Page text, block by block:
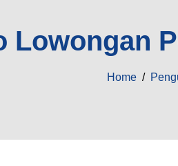
Lowongan
Home/